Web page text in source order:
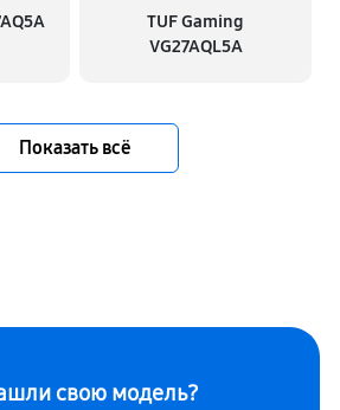
TUF Gaming
VG27AQL5A
Показать всё
свою модель?